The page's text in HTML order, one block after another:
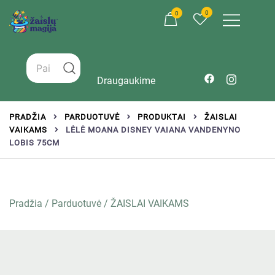
0 0
Draugaukime
PRADŽIA PARDUOTUVĖ PRODUKTAI
ŽAISLAI
VAIKAMS
LĖLĖ MOANA DISNEY VAIANA VANDENYNO
LOBIS 75CM
Pradžia / Parduotuvė / ŽAISLAI VAIKAMS